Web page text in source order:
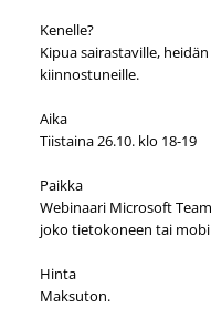
Kenelle?
Kipua sairastaville,
kiinnostuneille.
Aika
Tiistaina 26.10. klo 18-19
Paikka
Webinaari Microsoft
joko tietokoneen tai
Hinta
Maksuton.